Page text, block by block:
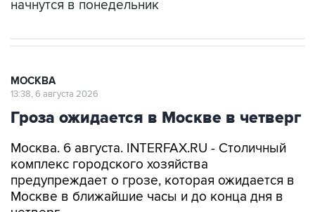
начнутся в понедельник
МОСКВА
13:38, 6 августа 2026
Гроза ожидается в Москве в четверг
Москва. 6 августа. INTERFAX.RU - Столичный
комплекс городского хозяйства
предупреждает о грозе, которая ожидается в
Москве в ближайшие часы и до конца дня в